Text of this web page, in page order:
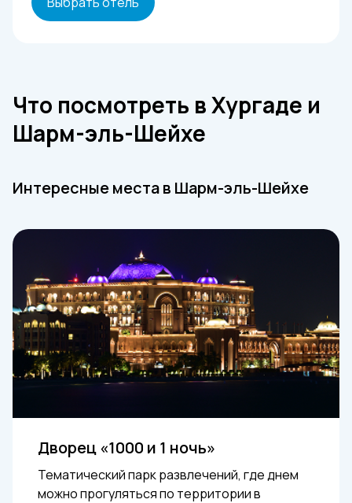
Что посмотреть в Хургаде и
Шарм-эль-Шейхе
Интересные места в Шарм-эль-Шейхе
Дворец «1000 и 1 ночь»
Тематический парк развлечений, где днем
можно прогуляться по территории в